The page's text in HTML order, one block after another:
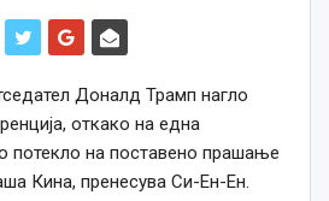
Доналд Трамп нагло
откако на една
потекло на поставено прашање
Кина, пренесува Си-Ен-Ен.